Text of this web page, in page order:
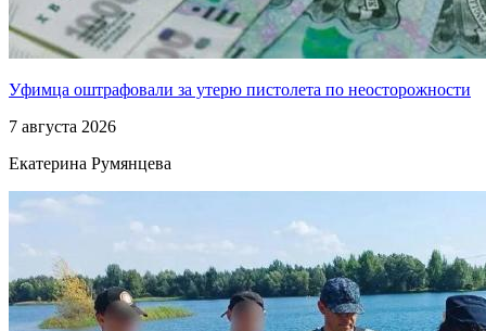
Уфимца оштрафовали за утерю пистолета по неосторожности
7 августа 2026
Екатерина Румянцева